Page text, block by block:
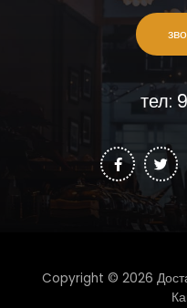
тел:
Copyright © 2026